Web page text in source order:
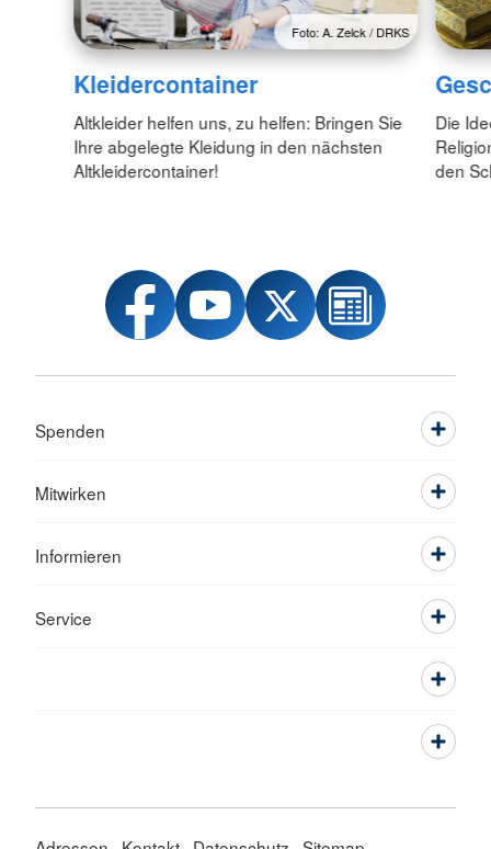
Foto: A. Zelck / DRKS
Kleidercontainer
Altkleider helfen uns, zu helfen: Bringen Sie
Ihre abgelegte Kleidung in den nächsten
Altkleidercontainer!
Die
den
Spenden
Mitwirken
Informieren
Service